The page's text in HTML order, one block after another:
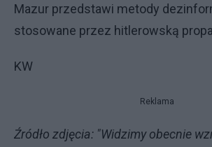
Mazur przedstawi metody
stosowane przez hitlerowską
KW
Reklama
Źródło zdjęcia: "Widzimy obecnie